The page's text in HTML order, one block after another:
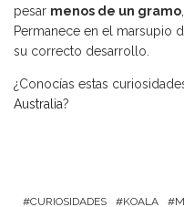
pesar menos de un gramo
Permanece en el marsupio
su correcto desarrollo.
¿Conocías estas
Australia?
CURIOSIDADES KOALA